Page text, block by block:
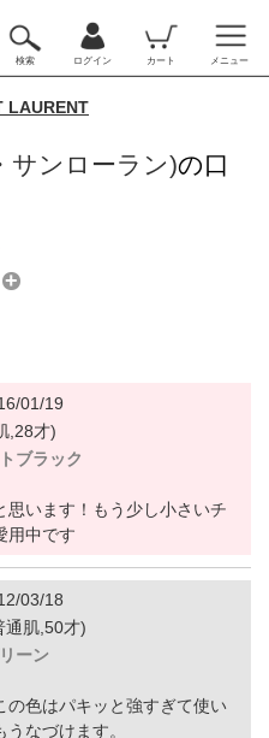
検索 ログイン カート メニュー
LAURENT
サンローラン)の口
01/19
,28才)
ブラック
思います！もう少し小さいチ
用中です
03/18
通肌,50才)
ーン
の色はパキッと強すぎて使い
なづけます。